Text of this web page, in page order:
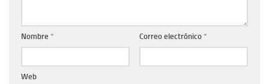
Nombre * Correo electrónico *
Web